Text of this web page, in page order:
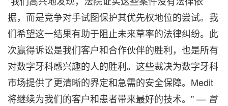
据，而是竞争对手试图保护其优先权地位的尝试。我
们希望这一结果有助于阻止未来草率的法律纠纷。此
次赢得诉讼是我们客户和合作伙伴的胜利，也是所有
对数字牙科感兴趣的人的胜利。这些裁决为数字牙科
市场提供了更清晰的界定和急需的安全保障。Medit
将继续为我们的客户和患者带来最好的技术。" — 首